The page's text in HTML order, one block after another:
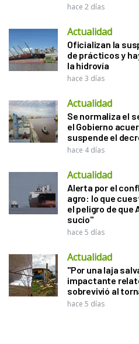
hace 2 días
Actualidad
Oficializan la
de prácticos y
la hidrovía
hace 3 días
Actualidad
Se normaliza el
el Gobierno
suspende el
hace 4 días
Actualidad
Alerta por el
agro: lo que
el peligro de que
sucio"
hace 5 días
Actualidad
"Por una laja
impactante
sobrevivió al
hace 5 días